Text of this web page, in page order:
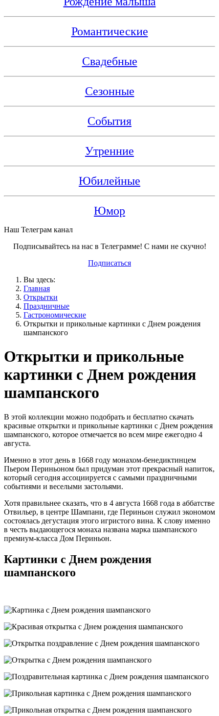
Романтические
Свадебные
Сезонные
События
Утренние
Юбилейные
Юмор
Наш Телеграм канал
Подписывайтесь на нас в Телеграмме! С нами не скучно!
Подписаться
Вы здесь:
Главная
Открытки
Праздничные
Гастрономические
Открытки и прикольные картинки с Днем рождения
шампанского
Открытки и прикольные
картинки с Днем рождения
шампанского
В этой коллекции можно подобрать и бесплатно скачать
красивые открытки и прикольные картинки с Днем рождения
шампанского, которое отмечается во всем мире ежегодно 4
августа.
Именно в этот день в 1668 году монахом-бенедиктинцем
Пьером Периньоном был придуман этот прекрасный напиток,
который сегодня ассоциируется с самыми праздничными
событиями и веселыми застольями.
Хотя правильнее сказать, что в 4 августа 1668 года в аббатстве
Отвильер, в центре Шампани, где Периньон служил экономом
состоялась дегустация этого игристого вина. К слову именно
в честь выдающегося монаха названа марка шампанского
премиум-класса Дом Периньон.
Картинки с Днем рождения
шампанского